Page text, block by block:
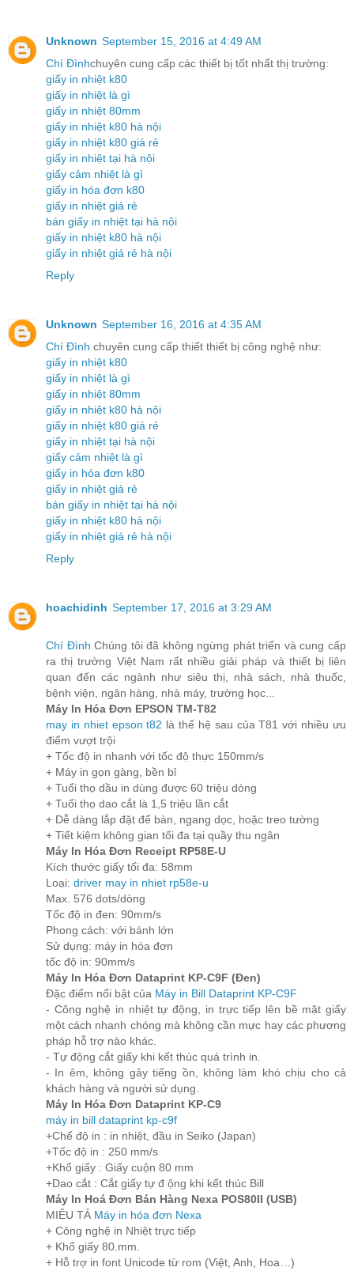
Unknown September 15, 2016 at 4:49 AM
Chí Đìnhchuyên cung cấp các thiết bị tốt nhất thị trường:
giấy in nhiệt k80
giấy in nhiệt là gì
giấy in nhiệt 80mm
giấy in nhiệt k80 hà nội
giấy in nhiệt k80 giá rẻ
giấy in nhiệt tại hà nội
giấy cảm nhiệt là gì
giấy in hóa đơn k80
giấy in nhiệt giá rẻ
bán giấy in nhiệt tại hà nội
giấy in nhiệt k80 hà nội
giấy in nhiệt giá rẻ hà nội
Reply
Unknown September 16, 2016 at 4:35 AM
Chí Đình chuyên cung cấp thiết thiết bị công nghệ như:
giấy in nhiệt k80
giấy in nhiệt là gì
giấy in nhiệt 80mm
giấy in nhiệt k80 hà nội
giấy in nhiệt k80 giá rẻ
giấy in nhiệt tại hà nội
giấy cảm nhiệt là gì
giấy in hóa đơn k80
giấy in nhiệt giá rẻ
bán giấy in nhiệt tại hà nội
giấy in nhiệt k80 hà nội
giấy in nhiệt giá rẻ hà nội
Reply
hoachidinh September 17, 2016 at 3:29 AM
Chí ĐìnhChúng tôi đã không ngừng phát triển và cung cấp
ra thị trường Việt Nam rất nhiều giải pháp và thiết bị liên
quan đến các ngành như siêu thị, nhà sách, nhà thuốc,
bệnh viện, ngân hàng, nhà máy, trường học...
Máy In Hóa Đơn EPSON TM-T82
may in nhiet epson t82 là thế hệ sau của T81 với nhiều ưu
điểm vượt trội
+ Tốc độ in nhanh với tốc độ thực 150mm/s
+ Máy in gọn gàng, bền bỉ
+ Tuổi thọ dầu in dùng được 60 triệu dòng
+ Tuổi thọ dao cắt là 1,5 triệu lần cắt
+ Dễ dàng lắp đặt để bàn, ngang dọc, hoặc treo tường
+ Tiết kiệm không gian tối đa tại quầy thu ngân
Máy In Hóa Đơn Receipt RP58E-U
Kích thước giấy tối đa: 58mm
Loại: driver may in nhiet rp58e-u
Max. 576 dots/dòng
Tốc độ in đen: 90mm/s
Phong cách: với bánh lớn
Sử dụng: máy in hóa đơn
tốc độ in: 90mm/s
Máy In Hóa Đơn Dataprint KP-C9F (Đen)
Đặc điểm nổi bật của Máy in Bill Dataprint KP-C9F
- Công nghệ in nhiệt tự động, in trực tiếp lên bề mặt giấy
một cách nhanh chóng mà không cần mực hay các phương
pháp hỗ trợ nào khác.
- Tự động cắt giấy khi kết thúc quá trình in.
- In êm, không gây tiếng ồn, không làm khó chịu cho cả
khách hàng và người sử dụng.
Máy In Hóa Đơn Dataprint KP-C9
máy in bill dataprint kp-c9f
+Chế độ in : in nhiệt, đầu in Seiko (Japan)
+Tốc độ in : 250 mm/s
+Khổ giấy : Giấy cuộn 80 mm
+Dao cắt : Cắt giấy tự đ ộng khi kết thúc Bill
Máy In Hoá Đơn Bán Hàng Nexa POS80II (USB)
MIÊU TẢ Máy in hóa đơn Nexa
+ Công nghệ in Nhiệt trực tiếp
+ Khổ giấy 80.mm.
+ Hỗ trợ in font Unicode từ rom (Việt, Anh, Hoa…)